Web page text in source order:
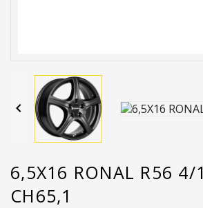

6,5X16 RONAL R56 4/
CH65,1